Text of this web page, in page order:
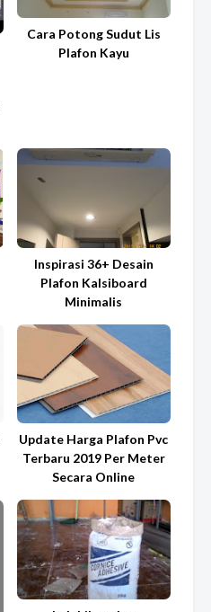
Cara Potong Sudut Lis
Plafon Kayu
Inspirasi 36+ Desain
Plafon Kalsiboard
Minimalis
Update Harga Plafon Pvc
Terbaru 2019 Per Meter
Secara Online